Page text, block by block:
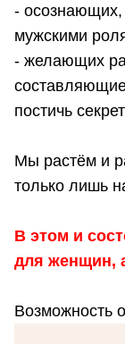
-
мужскими
- желающих
постичь
Мы растём и
только лишь
В этом и
для женщин,
Возможность